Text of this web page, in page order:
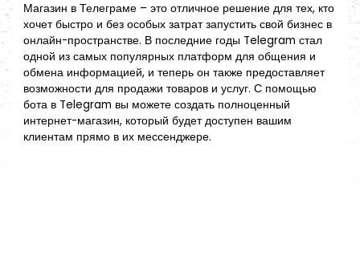
Магазин в Телеграме – это отличное решение для тех, кто
хочет быстро и без особых затрат запустить свой бизнес в
онлайн-пространстве. В последние годы Telegram стал
одной из самых популярных платформ для общения и
обмена информацией, и теперь он также предоставляет
возможности для продажи товаров и услуг. С помощью
бота в Telegram вы можете создать полноценный
интернет-магазин, который будет доступен вашим
клиентам прямо в их мессенджере.